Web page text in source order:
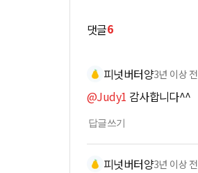
댓글6
피넛버터양3년 이상 전
@Judy1 감사합니다^^
답글쓰기
피넛버터양3년 이상 전